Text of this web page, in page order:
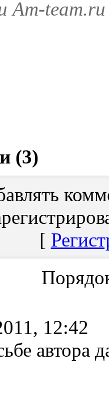
Am-team.ru
(3)
[
12:42
автора